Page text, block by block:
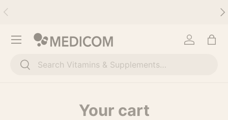
Previous
Search
Search
Log inBag
Menu
Your cart